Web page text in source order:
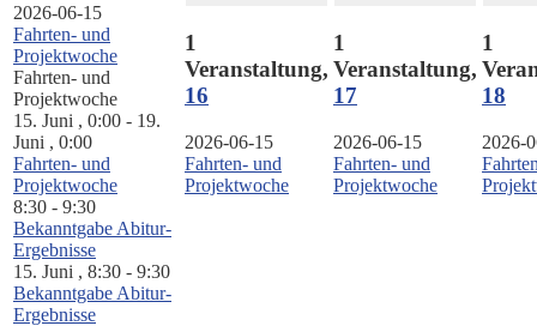
2026-06-15
Fahrten- und
Projektwoche
Fahrten- und
Projektwoche
15. Juni , 0:00 - 19.
Juni , 0:00
Fahrten- und
Projektwoche
8:30 - 9:30
Bekanntgabe Abitur-
Ergebnisse
15. Juni , 8:30 - 9:30
Bekanntgabe Abitur-
Ergebnisse
1
Veranstaltung,
16
2026-06-15
Fahrten- und
Projektwoche
1
Veranstaltung,
17
2026-06-15
Fahrten- und
Projektwoche
1
18
2026-